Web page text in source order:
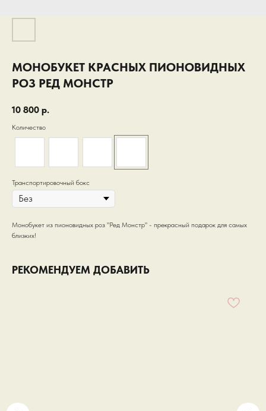
МОНОБУКЕТ КРАСНЫХ ПИОНОВИДНЫХ
РОЗ РЕД МОНСТР
10 800 р.
Количество
Транспортировочный бокс
Монобукет из пионовидных роз "Ред Монстр" - прекрасный подарок для самых
близких!
РЕКОМЕНДУЕМ ДОБАВИТЬ